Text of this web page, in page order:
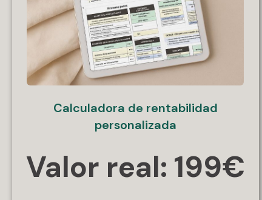
Calculadora de rentabilidad
personalizada
Valor real: 199€